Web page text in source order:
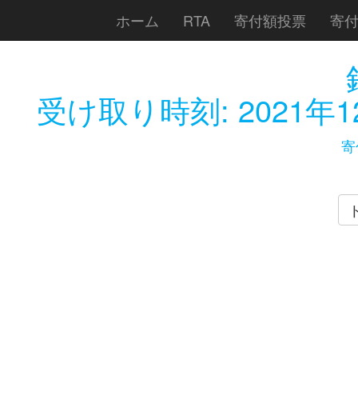
ホーム RTA 寄付額投票 寄
受け取り時刻: 2021年